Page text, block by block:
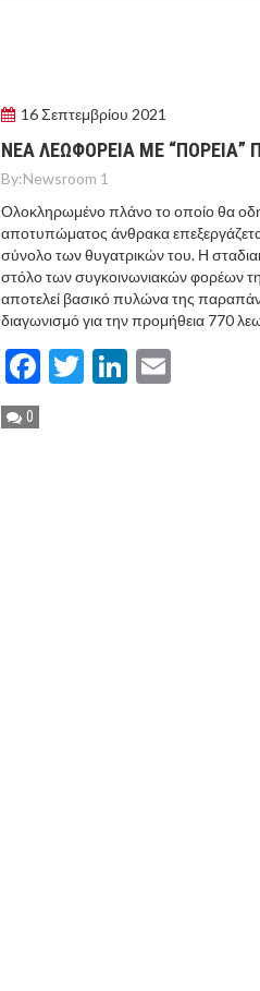
16 Σεπτεμβρίου 2021
ΝΕΑ ΛΕΩΦΟΡΕΙΑ ΜΕ
By:Newsroom 1
Ολοκληρωμένο πλάνο το οποίο θα
αποτυπώματος άνθρακα
σύνολο των θυγατρικών του. Η
στόλο των συγκοινωνιακών φορέων
αποτελεί βασικό πυλώνα της
διαγωνισμό για την προμήθεια 770
Facebook
TwitterLinkedIn
0